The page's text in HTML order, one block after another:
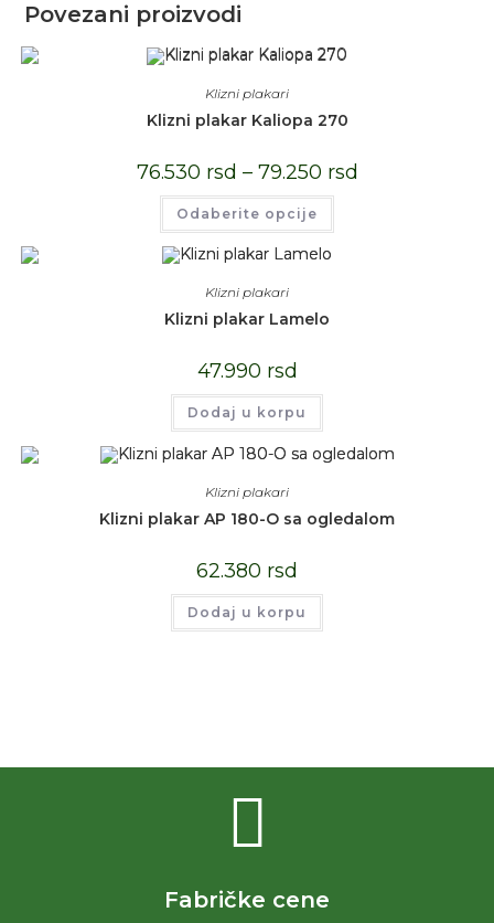
Povezani proizvodi
Klizni plakari
Klizni plakar Kaliopa 270
76.530 rsd – 79.250 rsd
Odaberite opcije
Klizni plakari
Klizni plakar Lamelo
47.990 rsd
Dodaj u korpu
Klizni plakari
Klizni plakar AP 180-O sa ogledalom
62.380 rsd
Dodaj u korpu
Fabričke cene